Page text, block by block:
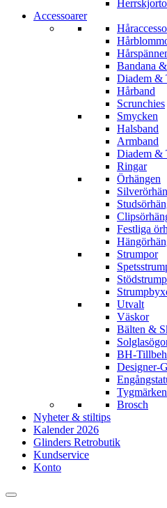
Accessoarer
Bandana
Diadem &
Hårband
Scrunchies
Smycken
Halsband
Armband
Diadem &
Ringar
Örhängen
Festliga
Strumpor
Utvalt
Väskor
Bälten &
BH-
Designer-
Tygmärken
Brosch
Nyheter & stiltips
Kalender 2026
Glinders Retrobutik
Kundservice
Konto